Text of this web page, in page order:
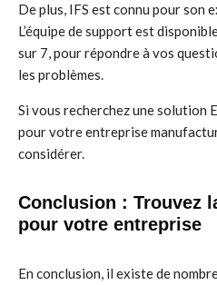
De plus, IFS est connu pour son
L’équipe de support est
sur 7, pour répondre à vos
les problèmes.
Si vous recherchez une solution
pour votre entreprise
considérer.
Conclusion : Trouvez
pour votre entreprise
En conclusion, il existe de